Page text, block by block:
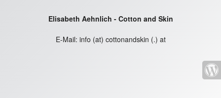
Elisabeth Aehnlich - Cotton and Skin
E-Mail: info (at) cottonandskin (.) at